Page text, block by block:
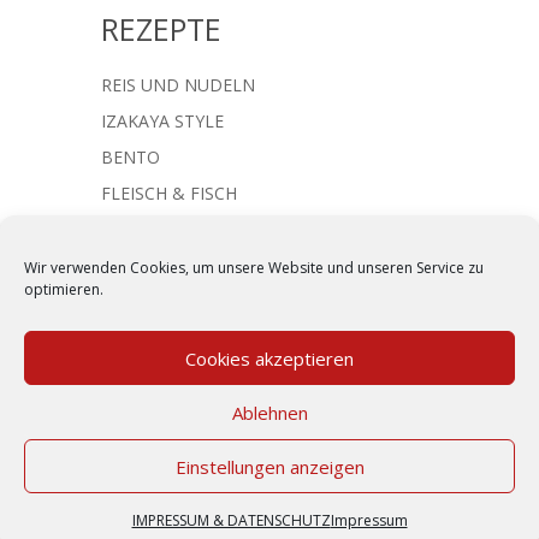
Wir verwenden Cookies, um unsere Website und unseren Service zu
optimieren.
Cookies akzeptieren
Ablehnen
Einstellungen anzeigen
IMPRESSUM & DATENSCHUTZImpressum
REZEPTE
REIS UND NUDELN
IZAKAYA STYLE
BENTO
FLEISCH & FISCH
NACHTISCH & SÜSSES
Kommentar absenden
Du musstangemeldetsein, um einen
Kommentar abzugeben.
IMPRESSUM & DATENSCHUTZ|KONTAKT